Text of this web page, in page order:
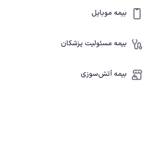
بیمه موبایل
بیمه مسئولیت پزشکان
بیمه آتش‌سوزی